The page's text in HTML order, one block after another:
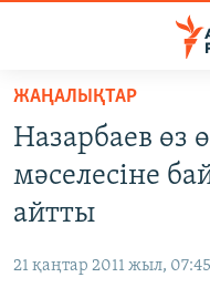
Skip
main
content
Skip
to
main
Navigation
ЖАҢАЛЫҚТАР
САЯСАТ
AZATTYQTV
АДАМ ҚҰҚЫҚТАРЫ
ЖАҢАЛЫҚТАР
Назарбаев өз
мәселесіне
айтты
21 қаңтар 2011 жыл, 07:45